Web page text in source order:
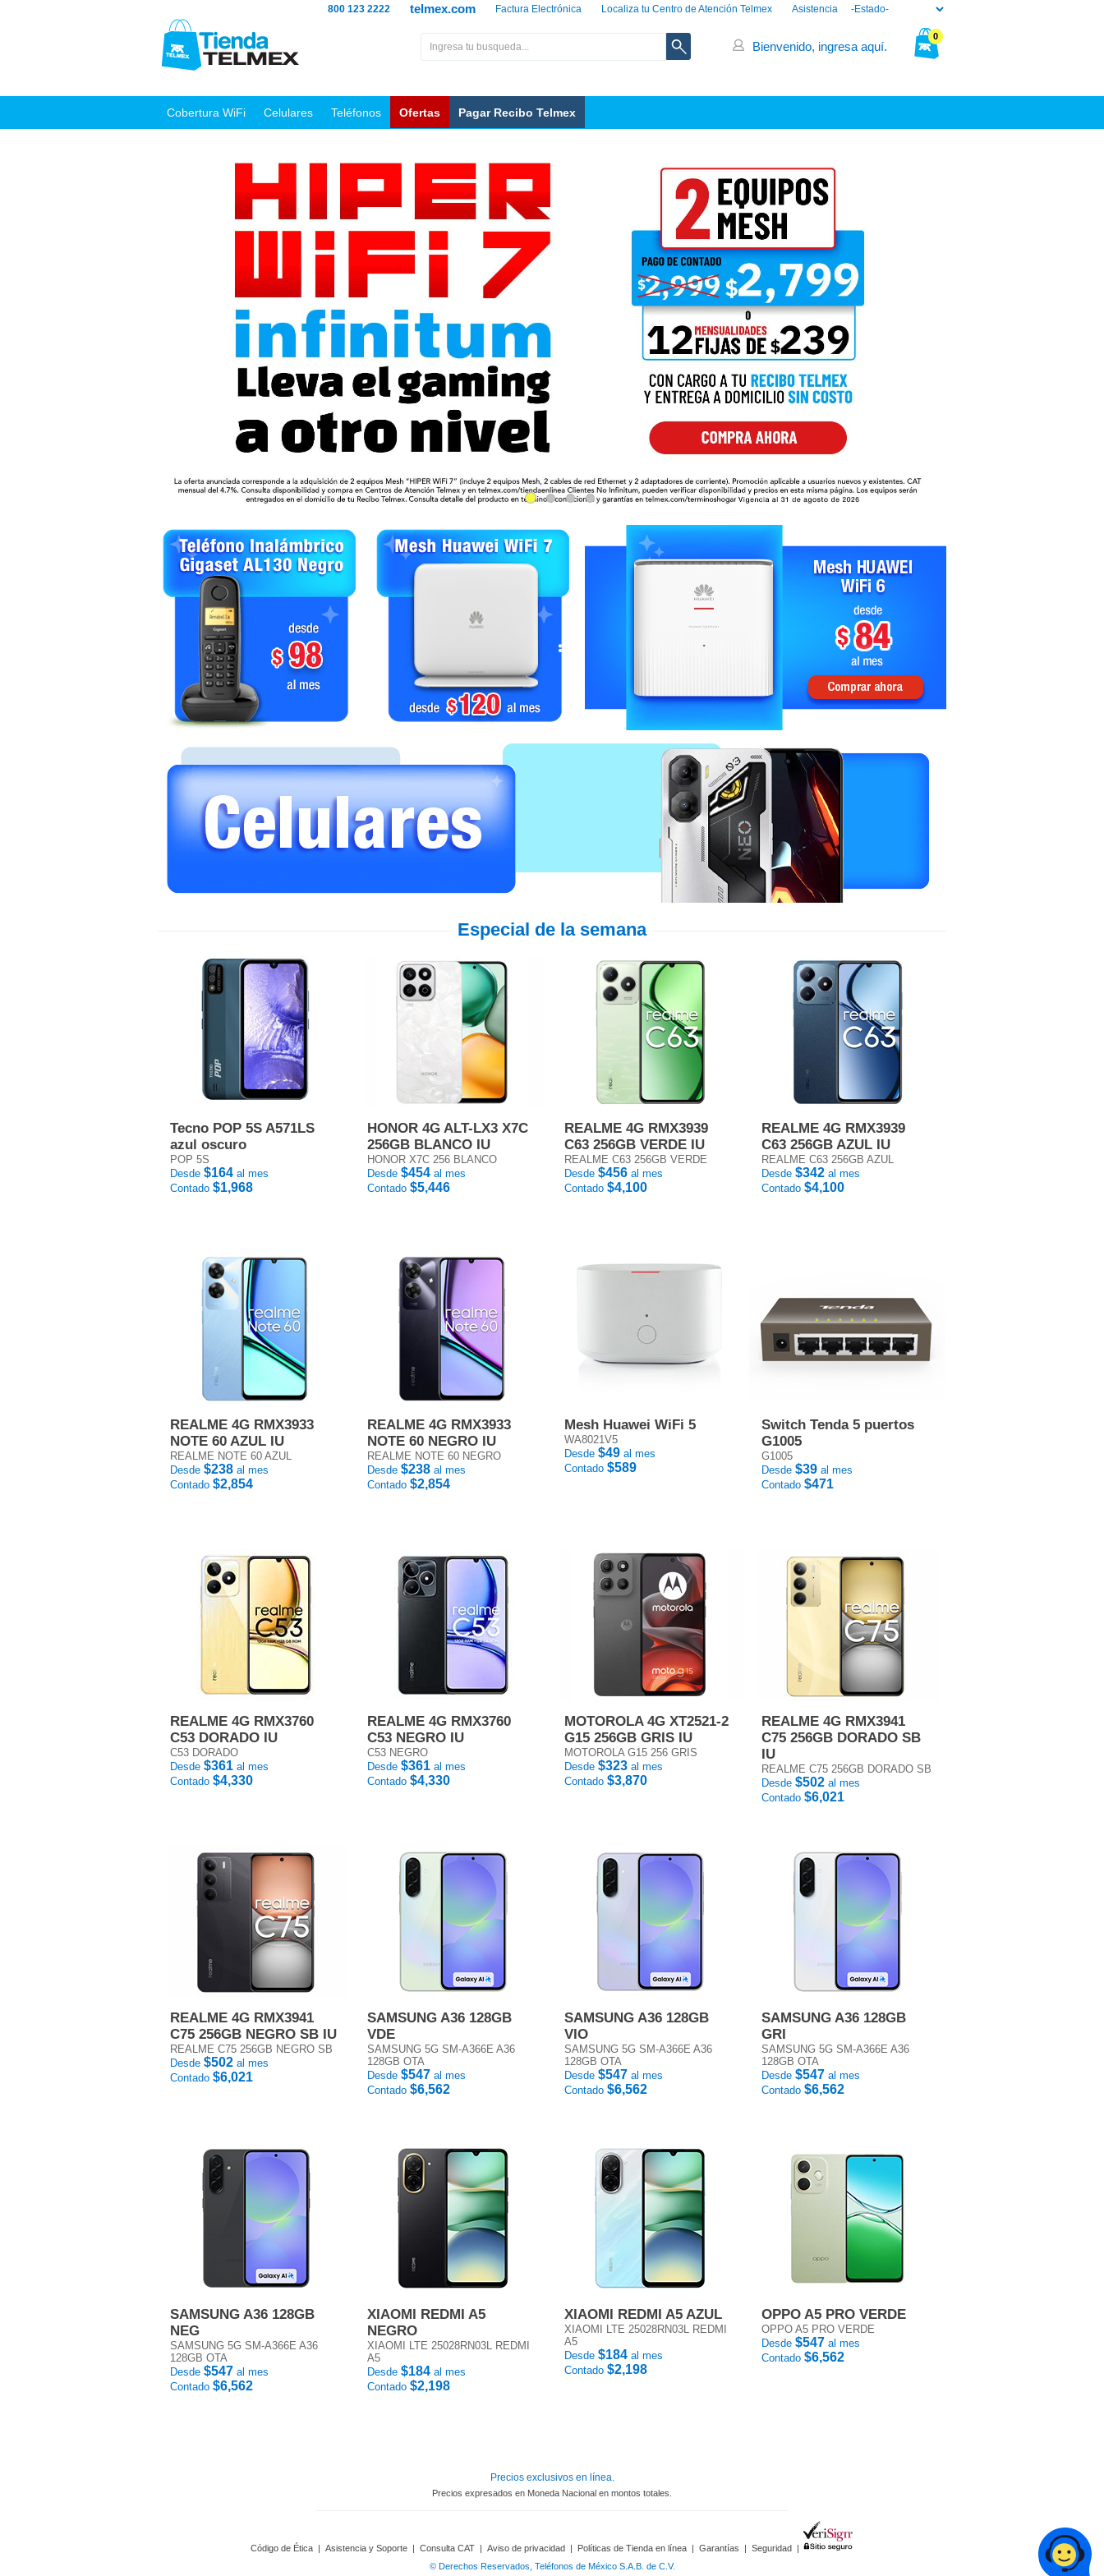
Asistencia
Localiza tu Centro de Atención Telmex
Factura Electrónica
telmex.com
800 123 2222
0
Bienvenido, ingresa aquí.
Cobertura WiFi Celulares Teléfonos Ofertas Pagar Recibo Telmex
Especial de la semana
Tecno POP 5S A571LS
azul oscuro
POP 5S
Desde $164 al mes
Contado $1,968
HONOR 4G ALT-LX3 X7C
256GB BLANCO IU
HONOR X7C 256 BLANCO
Desde $454 al mes
Contado $5,446
REALME 4G RMX3939
C63 256GB VERDE IU
REALME C63 256GB VERDE
Desde $456 al mes
Contado $4,100
REALME 4G RMX3939
C63 256GB AZUL IU
REALME C63 256GB AZUL
Desde $342 al mes
Contado $4,100
REALME 4G RMX3933
NOTE 60 AZUL IU
REALME NOTE 60 AZUL
Desde $238 al mes
Contado $2,854
REALME 4G RMX3933
NOTE 60 NEGRO IU
REALME NOTE 60 NEGRO
Desde $238 al mes
Contado $2,854
Mesh Huawei WiFi 5
WA8021V5
Desde $49 al mes
Contado $589
Switch Tenda 5 puertos
G1005
G1005
Desde $39 al mes
Contado $471
REALME 4G RMX3760
C53 DORADO IU
C53 DORADO
Desde $361 al mes
Contado $4,330
REALME 4G RMX3760
C53 NEGRO IU
C53 NEGRO
Desde $361 al mes
Contado $4,330
MOTOROLA 4G XT2521-2
G15 256GB GRIS IU
MOTOROLA G15 256 GRIS
Desde $323 al mes
Contado $3,870
REALME 4G RMX3941
C75 256GB DORADO SB
IU
REALME C75 256GB DORADO SB
Desde $502 al mes
Contado $6,021
REALME 4G RMX3941
C75 256GB NEGRO SB IU
REALME C75 256GB NEGRO SB
Desde $502 al mes
Contado $6,021
SAMSUNG A36 128GB
VDE
SAMSUNG 5G SM-A366E A36
128GB OTA
Desde $547 al mes
Contado $6,562
SAMSUNG A36 128GB
VIO
SAMSUNG 5G SM-A366E A36
128GB OTA
Desde $547 al mes
Contado $6,562
SAMSUNG A36 128GB
GRI
SAMSUNG 5G SM-A366E A36
128GB OTA
Desde $547 al mes
Contado $6,562
SAMSUNG A36 128GB
NEG
SAMSUNG 5G SM-A366E A36
128GB OTA
Desde $547 al mes
Contado $6,562
XIAOMI REDMI A5
NEGRO
XIAOMI LTE 25028RN03L REDMI
A5
Desde $184 al mes
Contado $2,198
XIAOMI REDMI A5 AZUL
XIAOMI LTE 25028RN03L REDMI
A5
Desde $184 al mes
Contado $2,198
OPPO A5 PRO VERDE
OPPO A5 PRO VERDE
Desde $547 al mes
Contado $6,562
Precios exclusivos en línea.
Precios expresados en Moneda Nacional en montos totales.
Código de Ética | Asistencia y Soporte | Consulta CAT | Aviso de privacidad | Políticas de Tienda en línea | Garantías | Seguridad |
© Derechos Reservados, Teléfonos de México S.A.B. de C.V.